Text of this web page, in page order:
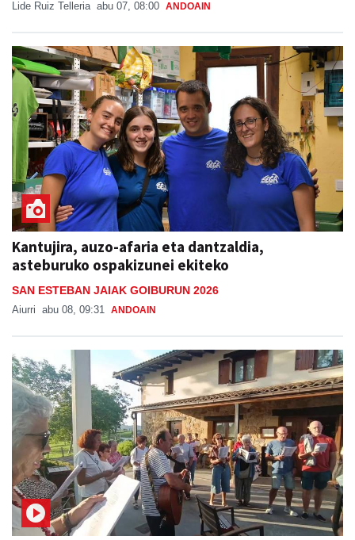
Lide Ruiz Telleria abu 07, 08:00 ANDOAIN
Kantujira, auzo-afaria eta dantzaldia,
asteburuko ospakizunei ekiteko
SAN ESTEBAN JAIAK GOIBURUN 2026
Aiurri abu 08, 09:31 ANDOAIN